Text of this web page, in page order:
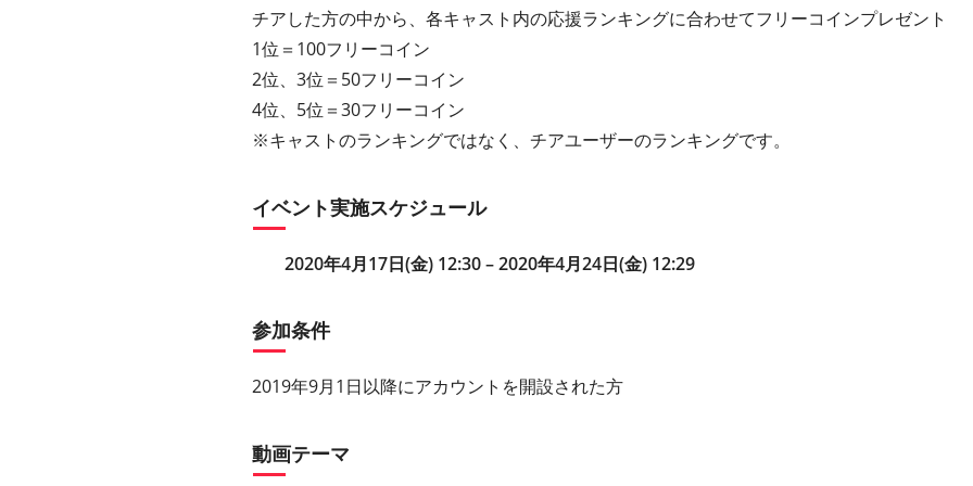
チアした方の中から、各キャスト内の応援ランキングに合わせてフリーコインプレゼント
1位＝100フリーコイン
2位、3位＝50フリーコイン
4位、5位＝30フリーコイン
※キャストのランキングではなく、チアユーザーのランキングです。
イベント実施スケジュール
2020年4月17日(金) 12:30 – 2020年4月24日(金) 12:29
参加条件
2019年9月1日以降にアカウントを開設された方
動画テーマ